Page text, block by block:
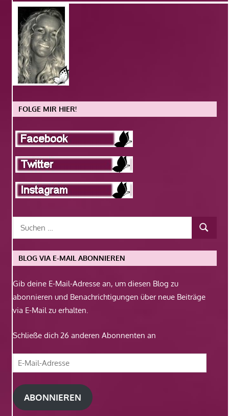
FOLGE MIR HIER!
BLOG VIA E-MAIL ABONNIEREN
Gib deine E-Mail-Adresse an, um diesen Blog zu
abonnieren und Benachrichtigungen über neue Beiträge
via E-Mail zu erhalten.
Schließe dich 26 anderen Abonnenten an
E-
Mail-
Adresse
ABONNIEREN